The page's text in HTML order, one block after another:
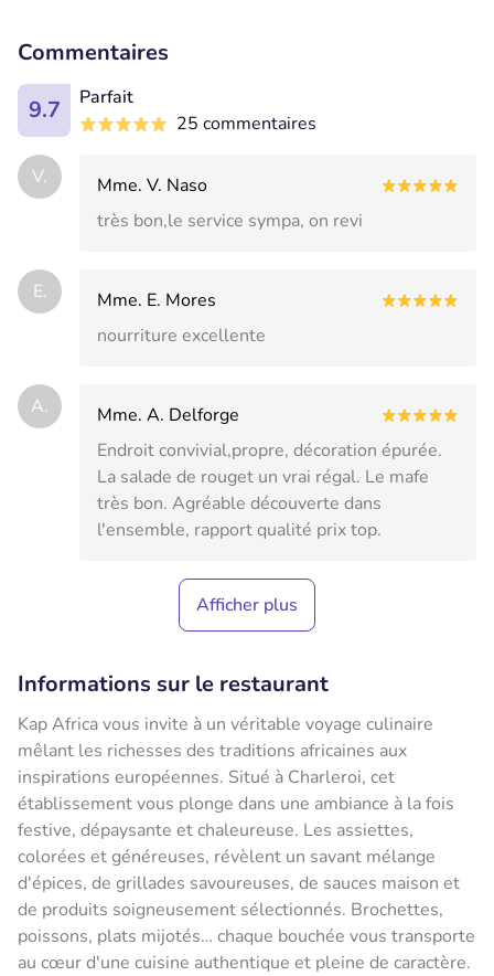
Commentaires
9.7
Parfait
25 commentaires
V.
Mme. V. Naso
très bon,le service sympa, on revi
E.
Mme. E. Mores
nourriture excellente
A.
Mme. A. Delforge
Endroit convivial,propre, décoration épurée.
La salade de rouget un vrai régal. Le mafe
très bon. Agréable découverte dans
l'ensemble, rapport qualité prix top.
Afficher plus
Informations sur le restaurant
Kap Africa vous invite à un véritable voyage culinaire
mêlant les richesses des traditions africaines aux
inspirations européennes. Situé à Charleroi, cet
établissement vous plonge dans une ambiance à la fois
festive, dépaysante et chaleureuse. Les assiettes,
colorées et généreuses, révèlent un savant mélange
d'épices, de grillades savoureuses, de sauces maison et
de produits soigneusement sélectionnés. Brochettes,
poissons, plats mijotés… chaque bouchée vous transporte
au cœur d'une cuisine authentique et pleine de caractère.